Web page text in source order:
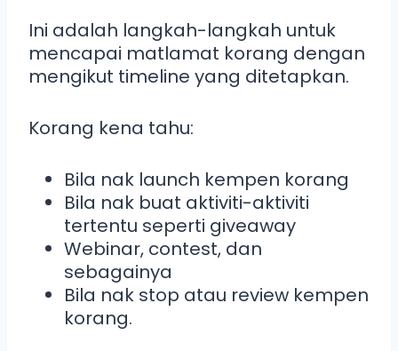
Ini adalah langkah-langkah untuk
mencapai matlamat korang dengan
mengikut timeline yang ditetapkan.
Korang kena tahu:
Bila nak launch kempen korang
Bila nak buat aktiviti-aktiviti
tertentu seperti giveaway
Webinar, contest, dan
sebagainya
Bila nak stop atau review kempen
korang.